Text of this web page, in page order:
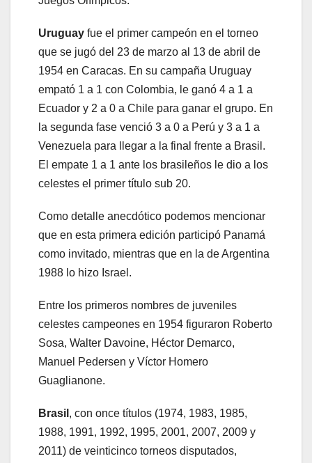
Uruguay fue el primer campeón en el torneo
que se jugó del 23 de marzo al 13 de abril de
1954 en Caracas. En su campaña Uruguay
empató 1 a 1 con Colombia, le ganó 4 a 1 a
Ecuador y 2 a 0 a Chile para ganar el grupo. En
la segunda fase venció 3 a 0 a Perú y 3 a 1 a
Venezuela para llegar a la final frente a Brasil.
El empate 1 a 1 ante los brasileños le dio a los
celestes el primer título sub 20.
Como detalle anecdótico podemos mencionar
que en esta primera edición participó Panamá
como invitado, mientras que en la de Argentina
1988 lo hizo Israel.
Entre los primeros nombres de juveniles
celestes campeones en 1954 figuraron Roberto
Sosa, Walter Davoine, Héctor Demarco,
Manuel Pedersen y Víctor Homero
Guaglianone.
Brasil , con once títulos (1974, 1983, 1985,
1988, 1991, 1992, 1995, 2001, 2007, 2009 y
2011) de veinticinco torneos disputados,